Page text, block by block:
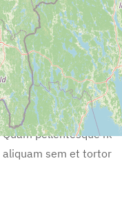
Pulpit Rock
Quam pellentesque
aliquam sem et tortor.